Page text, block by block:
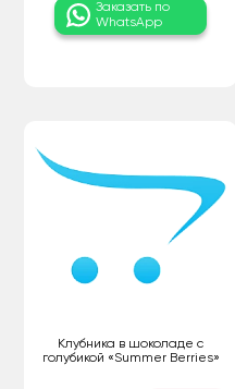
Заказать по
WhatsApp
Клубника в шоколаде с
голубикой «Summer Berries»